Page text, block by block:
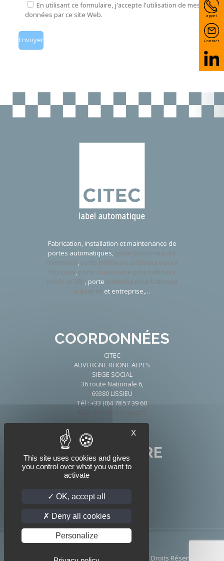
En utilisant ce formulaire, j'accepte l'utilisation de mes
données par ce site Web.
Fabrication, installation et maintenance de
portes automatiques, porte piétonne pour
commerce, porte intérieure-extérieure pour
hôpitaux, porte coulissante pour bâtiment
public et ERP, porte piétonne pour bâtiment
industriel et entreprise,…
COORDONNÉES
CITEC
AUVERGNE RHONE ALPES
SIEGE SOCIAL
36 route Nationale 6,
69380 LISSIEU
Tél : +33 (0)4 78 57 39 60
Mail : info@citec-opa.fr
NOUS SUIVRE
© 2026 Citec Portes Automatiques | Tous Droits Réservés
appel
Contact
X
This site uses cookies and gives
you control over what you want to
activate
OK, accept all
Deny all cookies
Personalize